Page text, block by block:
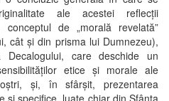
ale acestei reflecţii
de „morală revelată”
cât şi din prisma lui Dumnezeu),
care deschide un
etice şi morale ale
şi, în sfârşit, prezentarea